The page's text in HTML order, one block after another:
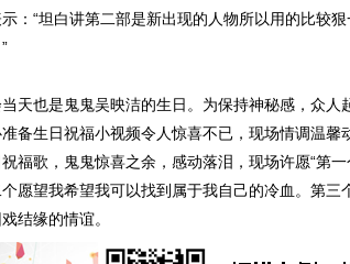
：“坦白讲第二部是新出现的人物所以用的比较
也是鬼鬼吴映洁的生日。为保持神秘感，众人
备生日祝福小视频令人惊喜不已，现场情调温
福歌，鬼鬼惊喜之余，感动落泪，现场许愿“第
愿望我希望我可以找到属于我自己的冷血。第三
结缘的情谊。